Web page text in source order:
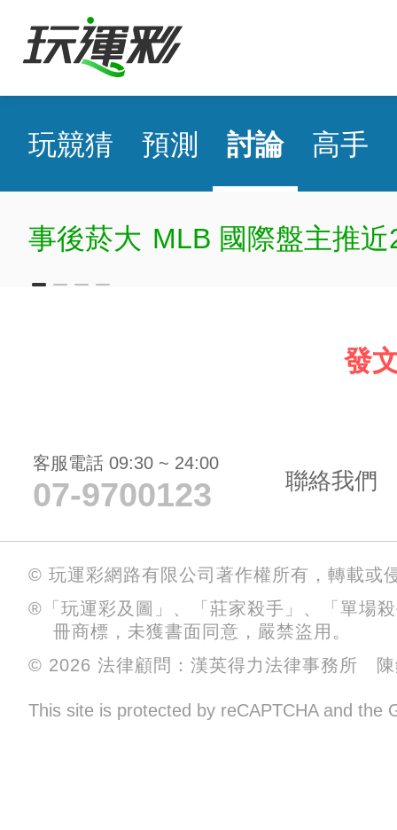
玩競猜 預測 討論 高手
近26日過21
發
客服電話 09:30 ~ 24:00
07-9700123 聯絡我們
© 玩運彩網路有限公司著作權所有，轉載或
®「玩運彩及圖」、「莊家殺手」、「單場
冊商標，未獲書面同意，嚴禁盜用。
© 2026 法律顧問：漢英得力法律事務所 陳
This site is protected by reCAPTCHA and the